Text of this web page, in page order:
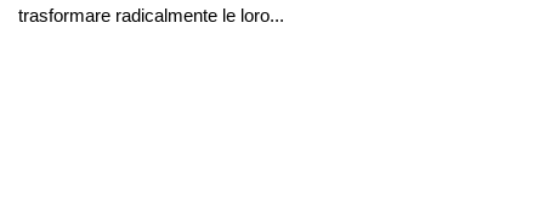
trasformare radicalmente le loro...